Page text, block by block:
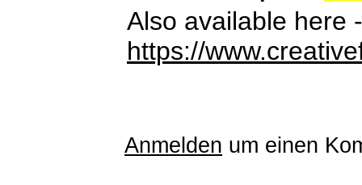
Also available here -
https://
Anmelden um einen